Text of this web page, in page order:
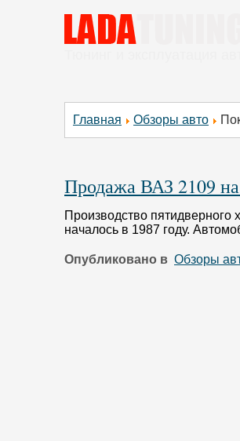
Главная Обзоры авто
Продажа ВАЗ 2109
Производство
началось в 1987 году.
Опубликовано в Обзоры